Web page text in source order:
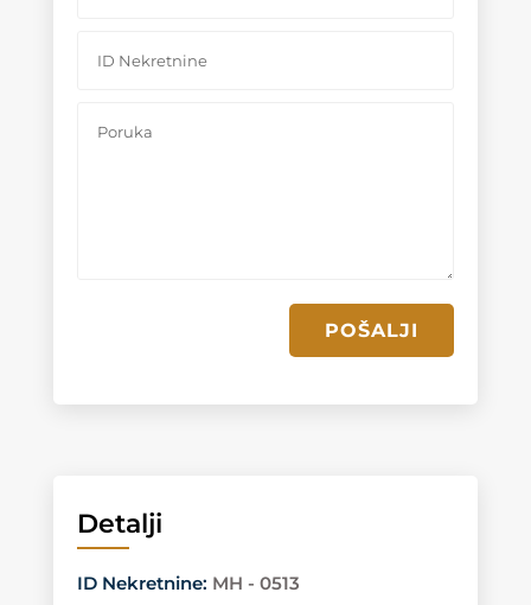
POŠALJI
Detalji
ID Nekretnine: MH - 0513